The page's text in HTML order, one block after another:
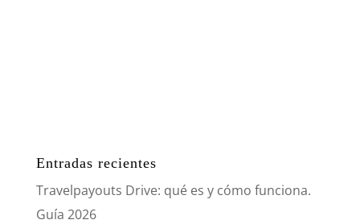
Entradas recientes
Travelpayouts Drive: qué es y cómo funciona.
Guía 2026